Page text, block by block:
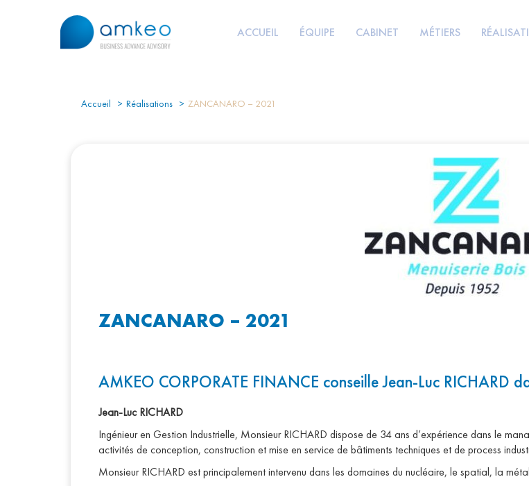
ACCUEIL ÉQUIPE CABINET MÉTIERS
Accueil Réalisations ZANCANARO – 2021
ZANCANARO – 2021
AMKEO CORPORATE FINANCE conseille Jean-Luc RICHARD
Jean-Luc RICHARD
Ingénieur en Gestion Industrielle, Monsieur RICHARD dispose de 34 ans d’expérience dans le
activités de conception, construction et mise en service de bâtiments techniques et de process
Monsieur RICHARD est principalement intervenu dans les domaines du nucléaire, le spatial, la